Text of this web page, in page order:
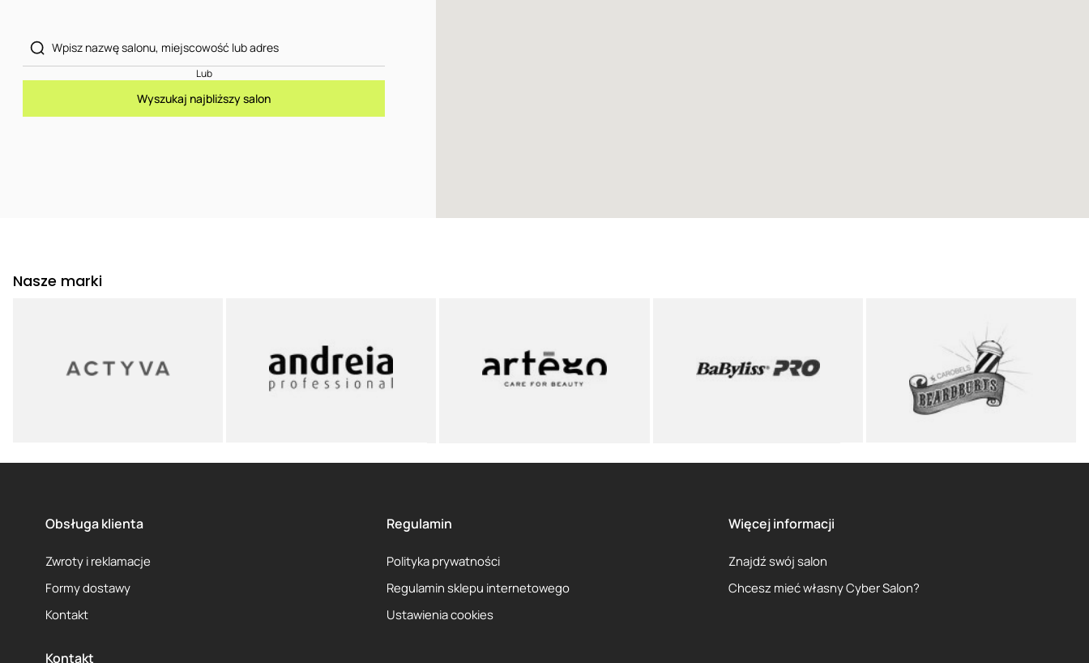
Lub
Wyszukaj najbliższy salon
Nasze marki
Obsługa klienta
Zwroty i reklamacje
Formy dostawy
Kontakt
Regulamin
Polityka prywatności
Regulamin sklepu internetowego
Ustawienia cookies
Więcej informacji
Znajdź swój salon
Chcesz mieć własny Cyber Salon?
Kontakt